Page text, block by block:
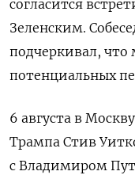
согласится
Зеленским.
подчеркивал, что
потенциальных
6 августа в
Трампа Стив
с Владимиром